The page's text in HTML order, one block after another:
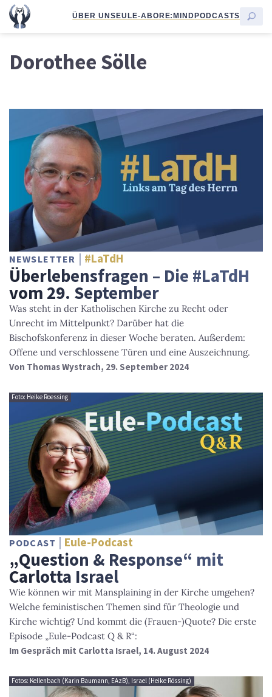
ÜBER UNSEULE-ABORE:MINDPODCASTS
Dorothee Sölle
NEWSLETTER #LaTdH
Überlebensfragen – Die #LaTdH
vom 29. September
Was steht in der Katholischen Kirche zu Recht oder
Unrecht im Mittelpunkt? Darüber hat die
Bischofskonferenz in dieser Woche beraten. Außerdem:
Offene und verschlossene Türen und eine Auszeichnung.
Von Thomas Wystrach, 29. September 2024
Foto: Heike Roessing
PODCAST Eule-Podcast
„Question & Response“ mit
Carlotta Israel
Wie können wir mit Mansplaining in der Kirche umgehen?
Welche feministischen Themen sind für Theologie und
Kirche wichtig? Und kommt die (Frauen-)Quote? Die erste
Episode „Eule-Podcast Q & R“:
Im Gespräch mit Carlotta Israel, 14. August 2024
Fotos: Kellenbach (Karin Baumann, EAzB), Israel (Heike Rössing)